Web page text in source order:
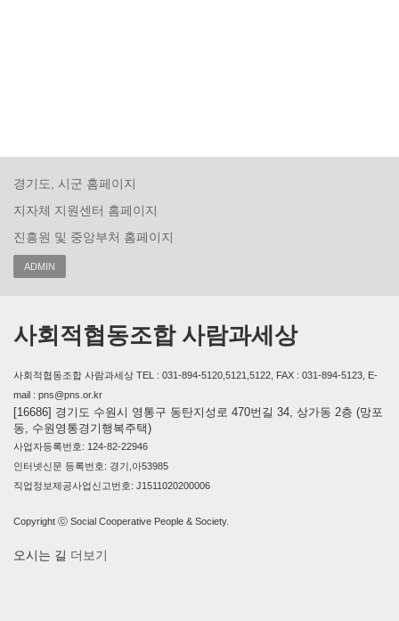
경기도, 시군 홈페이지
지자체 지원센터 홈페이지
진흥원 및 중앙부처 홈페이지
ADMIN
사회적협동조합 사람과세상
사회적협동조합 사람과세상 TEL : 031-894-5120,5121,5122, FAX : 031-894-5123, E-
mail : pns@pns.or.kr
[16686] 경기도 수원시 영통구 동탄지성로 470번길 34, 상가동 2층 (망포
동, 수원영통경기행복주택)
사업자등록번호: 124-82-22946
인터넷신문 등록번호: 경기,아53985
직업정보제공사업신고번호: J1511020200006
Copyright ⓒ Social Cooperative People & Society.
오시는 길 더보기